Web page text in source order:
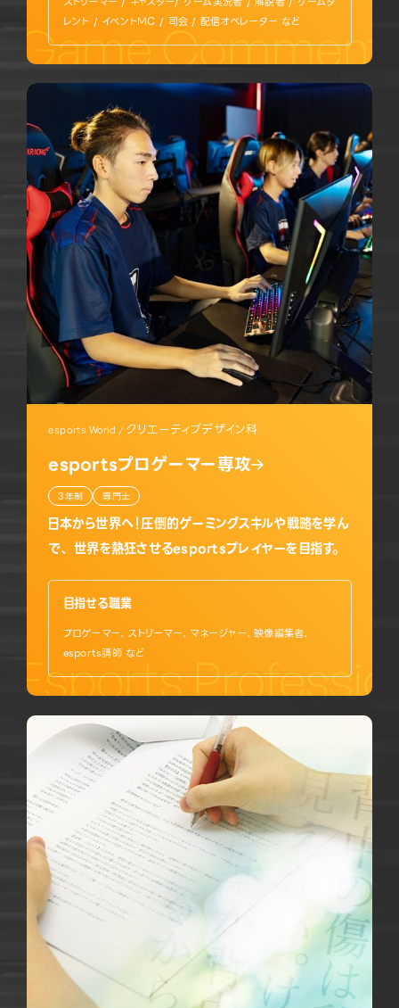
レント / イベントMC / 司会 / 配信オペレーター など
Game
esports World / クリエーティブデザイン科
esportsプロゲーマー専攻
3年制 専門士
日本から世界へ！圧倒的ゲーミングスキルや戦略を学ん
で、 世界を熱狂させるesportsプレイヤーを目指す。
目指せる職業
プロゲーマー、ストリーマー、マネージャー、映像編集者、
esports講師 など
Esports